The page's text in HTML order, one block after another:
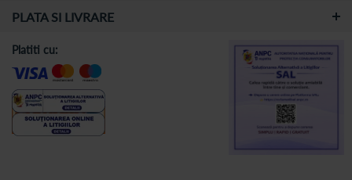
PLATA SI LIVRARE
Platiti cu: